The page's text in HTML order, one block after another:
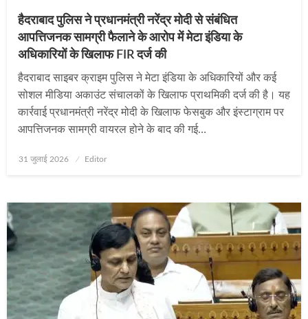
हैदराबाद पुलिस ने प्रधानमंत्री नरेंद्र मोदी से संबंधित
आपत्तिजनक सामग्री फैलाने के आरोप में मेटा इंडिया के
अधिकारियों के खिलाफ FIR दर्ज की
हैदराबाद साइबर क्राइम पुलिस ने मेटा इंडिया के अधिकारियों और कई
सोशल मीडिया अकाउंट संचालकों के खिलाफ प्राथमिकी दर्ज की है। यह
कार्रवाई प्रधानमंत्री नरेंद्र मोदी के खिलाफ फेसबुक और इंस्टाग्राम पर
आपत्तिजनक सामग्री वायरल होने के बाद की गई…
Posted
31 जुलाई 2026 Editor